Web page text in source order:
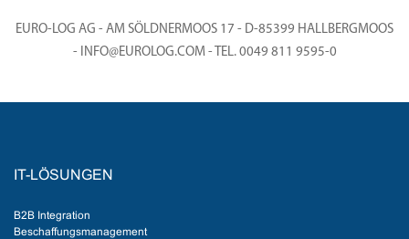
EURO-LOG AG - AM SÖLDNERMOOS 17 - D-85399 HALLBERGMOOS
- INFO@EUROLOG.COM - TEL. 0049 811 9595-0
IT-LÖSUNGEN
B2B Integration
Beschaffungsmanagement